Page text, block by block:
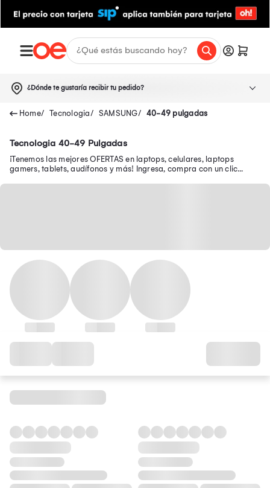
¿Dónde te gustaría recibir tu pedido?
Tecnologia SAMSUNG 40-49 pulgadas
Tecnologia 40-49 Pulgadas
¡Tenemos las mejores OFERTAS en laptops, celulares, laptops
gamers, tablets, audífonos y más! Ingresa, compra con un clic